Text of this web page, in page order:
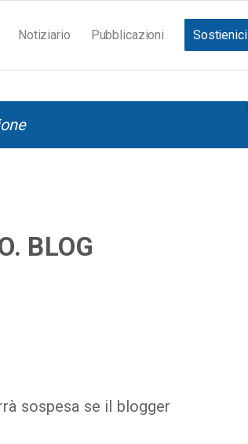
Notiziario Pubblicazioni Sostienici
BLOG
sospesa se il blogger